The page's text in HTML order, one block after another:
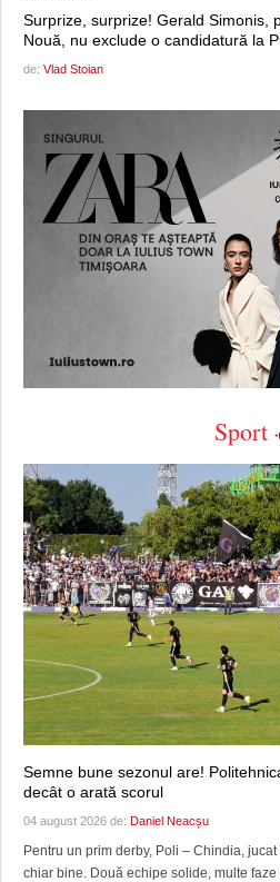
Surprize, surprize! Gerald Simonis,
Nouă, nu exclude o candidatură la
de: Vlad Stoian
Sport
Semne bune sezonul are!
decât o arată scorul
04 august 2026 de: Daniel Neacșu
Pentru un prim derby, Poli – Chindia,
chiar bine. Două echipe solide, multe